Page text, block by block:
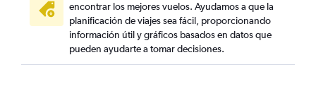
encontrar los mejores vuelos. Ayudamos a que la
planificación de viajes sea fácil, proporcionando
información útil y gráficos basados en datos que
pueden ayudarte a tomar decisiones.